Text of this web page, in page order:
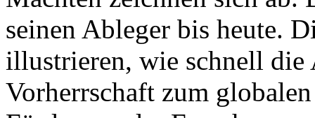
seinen Ableger bis heute.
illustrieren, wie schnell die
Vorherrschaft zum